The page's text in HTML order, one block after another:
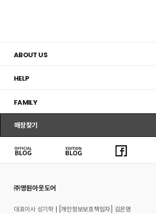
ABOUT US
HELP
FAMILY
매장찾기
㈜영원아웃도어
대표이사 성기학 [개인정보보호책임자] 김은영